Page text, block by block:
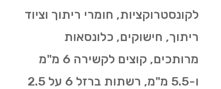
לקונסטרוקציות, חומרי ריתוך וציוד
ריתוך, חישוקים, כלונסאות
מרותכים, קוצים לקשירה 6 מ"מ
ו-5.5 מ"מ, רשתות ברזל 6 על 2.5